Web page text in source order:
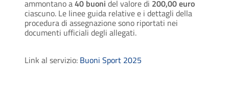
ammontano a40 buoni del valore di 200,00 euro
ciascuno. Le linee guida relative e i dettagli della
procedura di assegnazione sono riportati nei
documenti ufficiali degli allegati.
Link al servizio: Buoni Sport 2025